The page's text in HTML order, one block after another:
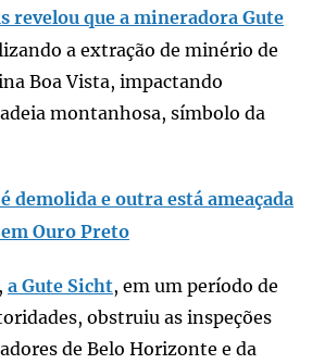
revelou que a mineradora Gute
a extração de minério de
Boa Vista, impactando
montanhosa, símbolo da
demolida e outra está ameaçada
Ouro Preto
a Gute Sicht, em um período de
obstruiu as inspeções
de Belo Horizonte e da